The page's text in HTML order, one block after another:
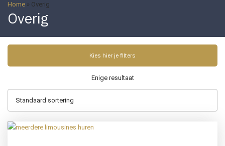
Home » Overig
Overig
Kies hier je filters
Enige resultaat